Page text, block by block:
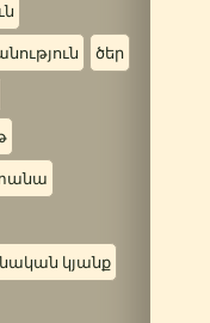
ծեր
կյանք